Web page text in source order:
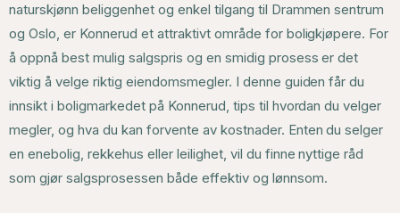
naturskjønn beliggenhet og enkel tilgang til Drammen sentrum
og Oslo, er Konnerud et attraktivt område for boligkjøpere. For
å oppnå best mulig salgspris og en smidig prosess er det
viktig å velge riktig eiendomsmegler. I denne guiden får du
innsikt i boligmarkedet på Konnerud, tips til hvordan du velger
megler, og hva du kan forvente av kostnader. Enten du selger
en enebolig, rekkehus eller leilighet, vil du finne nyttige råd
som gjør salgsprosessen både effektiv og lønnsom.